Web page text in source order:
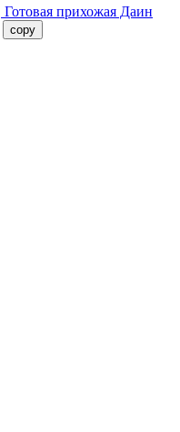
Готовая прихожая Даин
copy